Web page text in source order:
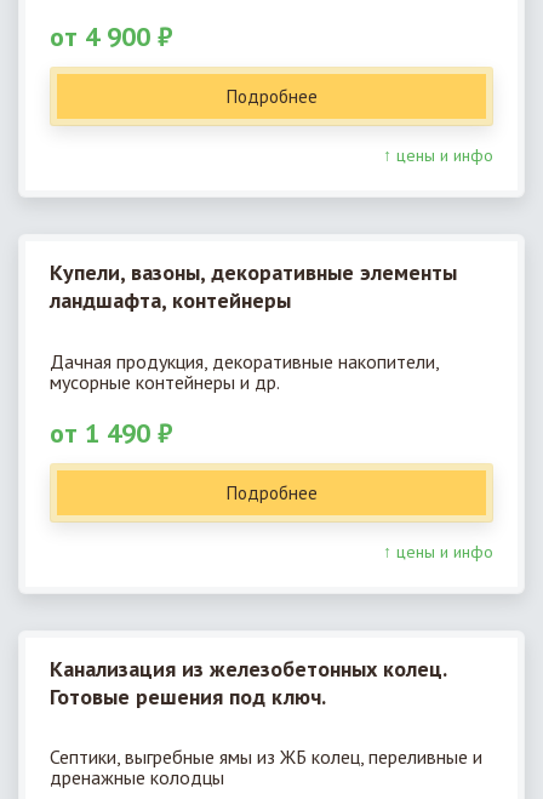
от 4 900 ₽
Подробнее
↑ цены и инфо
Купели, вазоны, декоративные элементы
ландшафта, контейнеры
Дачная продукция, декоративные накопители,
мусорные контейнеры и др.
от 1 490 ₽
Подробнее
↑ цены и инфо
Канализация из железобетонных колец.
Готовые решения под ключ.
Септики, выгребные ямы из ЖБ колец, переливные и
дренажные колодцы